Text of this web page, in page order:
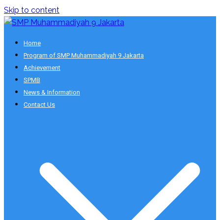
Skip to content
SMP Muhammadiyah 9 Jakarta
Smart School
Home
Program of SMP Muhammadiyah 9 Jakarta
Achievement
SPMB
News & Information
Contact Us